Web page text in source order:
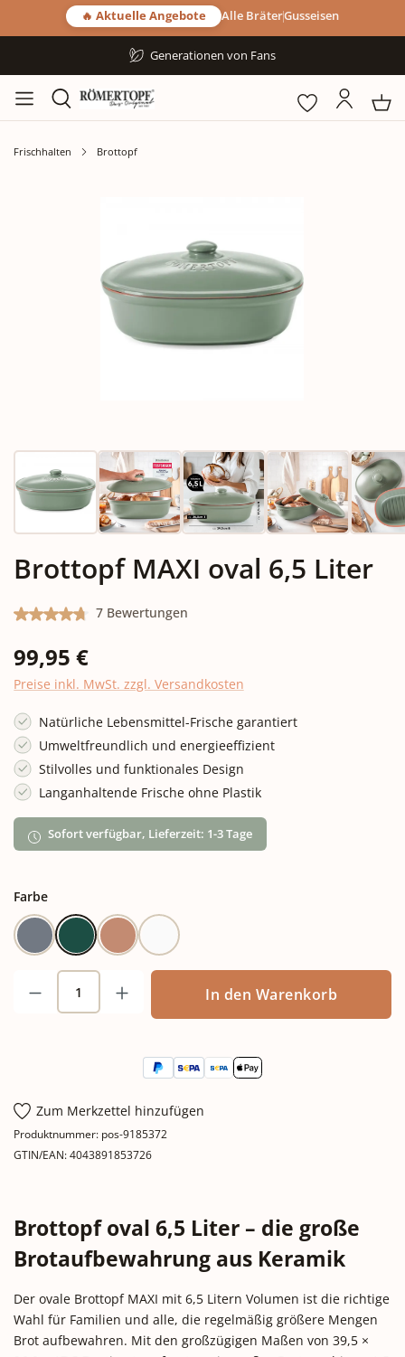
🔥 Aktuelle Angebote Alle BräterGusseisen
Generationen von Fans
Frischhalten Brottopf
Brottopf MAXI oval 6,5 Liter
Durchschnittliche Bewertung von 4.86 von 5 Sternen
7 Bewertungen
Regulärer Preis:
99,95 €
Preise inkl. MwSt. zzgl. Versandkosten
Natürliche Lebensmittel-Frische garantiert
Umweltfreundlich und energieeffizient
Stilvolles und funktionales Design
Langanhaltende Frische ohne Plastik
Sofort verfügbar, Lieferzeit: 1-3 Tage
Farbeauswählen
BlaugrauGrün Terracotta
Weiß
Produkt Anzahl: Gib den gewünschten
In den Warenkorb
Zum Merkzettel hinzufügen
Produktnummer: pos-9185372
GTIN/EAN:4043891853726
Brottopf oval 6,5 Liter – die große
Brotaufbewahrung aus Keramik
Der ovale Brottopf MAXI mit 6,5 Litern Volumen ist die richtige
Wahl für Familien und alle, die regelmäßig größere Mengen
Brot aufbewahren. Mit den großzügigen Maßen von 39,5 ×